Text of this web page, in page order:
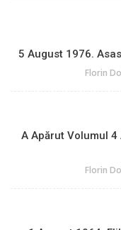
5 August 1976.
Florin
A Apărut Volumul 4
Florin